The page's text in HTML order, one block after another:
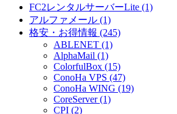
FC2レンタルサーバーLite (1)
アルファメール (1)
格安・お得情報 (245)
ABLENET (1)
AlphaMail (1)
ColorfulBox (15)
ConoHa VPS (47)
ConoHa WING (19)
CoreServer (1)
CPI (2)